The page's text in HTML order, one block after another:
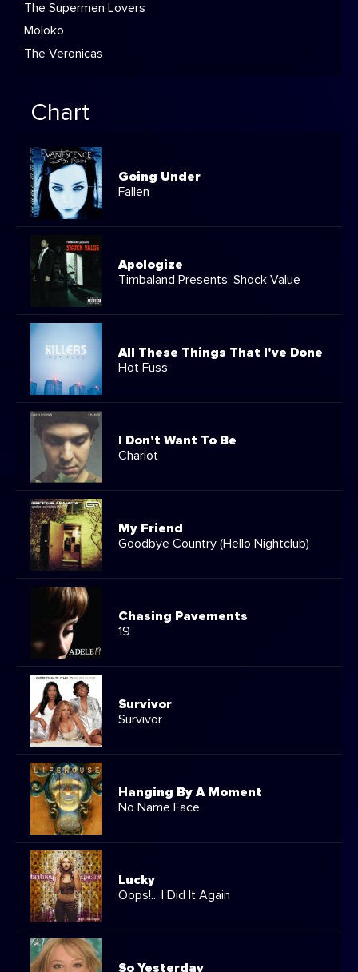
The Supermen Lovers
Moloko
The Veronicas
Chart
Going Under
Fallen
Apologize
Timbaland Presents: Shock Value
All These Things That I've Done
Hot Fuss
I Don't Want To Be
Chariot
My Friend
Goodbye Country (Hello Nightclub)
Chasing Pavements
19
Survivor
Survivor
Hanging By A Moment
No Name Face
Lucky
Oops!... I Did It Again
So Yesterday